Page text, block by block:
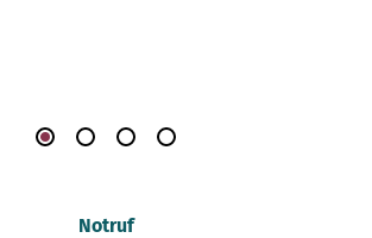
Notruf